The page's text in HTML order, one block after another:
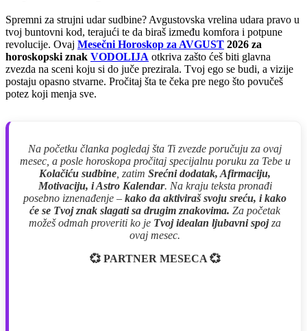
Spremni za strujni udar sudbine? Avgustovska vrelina udara pravo u
tvoj buntovni kod, terajući te da biraš između komfora i potpune
revolucije. Ovaj Mesečni Horoskop za AVGUST 2026 za
horoskopski znak VODOLIJA otkriva zašto ćeš biti glavna
zvezda na sceni koju si do juče prezirala. Tvoj ego se budi, a vizije
postaju opasno stvarne. Pročitaj šta te čeka pre nego što povučeš
potez koji menja sve.
Na početku članka pogledaj šta Ti zvezde poručuju za ovaj
mesec, a posle horoskopa pročitaj specijalnu poruku za Tebe u
Kolačiću sudbine , zatim Srećni dodatak, Afirmaciju,
Motivaciju, i Astro Kalendar. Na kraju teksta pronađi
posebno iznenađenje – kako da aktiviraš svoju sreću, i kako
će se Tvoj znak slagati sa drugim znakovima. Za početak
možeš odmah proveriti ko je Tvoj idealan ljubavni spojza
ovaj mesec.
💞 PARTNER MESECA 💞